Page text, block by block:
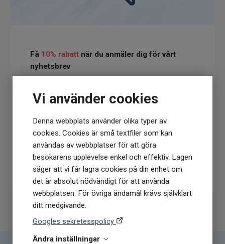
Vi använder cookies
Denna webbplats använder olika typer av
cookies. Cookies är små textfiler som kan
användas av webbplatser för att göra
besökarens upplevelse enkel och effektiv. Lagen
säger att vi får lagra cookies på din enhet om
det är absolut nödvändigt för att använda
webbplatsen. För övriga ändamål krävs självklart
ditt medgivande.
Googles sekretesspolicy
Ändra inställningar
Mörk glasflaska som skyddar innehållet från
ljus. Utrustad med pipett för noggrann
droppar i vatten
som ett polyaromatiskt färgämne inom
vetenskaplig forskning och är avsedd endast
för forskningsändamål. Denna produkt
tillverkas i Sverige med högsta
kvalitetsstandarder och renhet uppfyller
kraven för USP39 för farmaceutisk kvalitet.
Hantera produkten med omsorg och förvara
flaskan på en sval, mörk plats för att bevara
produktens stabilitet och kvalitet.
Få 10% rabatt när du anmäler dig för vårt
nyhetsbrev
köptillfälle på ordinarie priser)
Prenumerera